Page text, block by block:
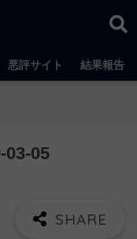
悪評サイト 結果報告
03-05